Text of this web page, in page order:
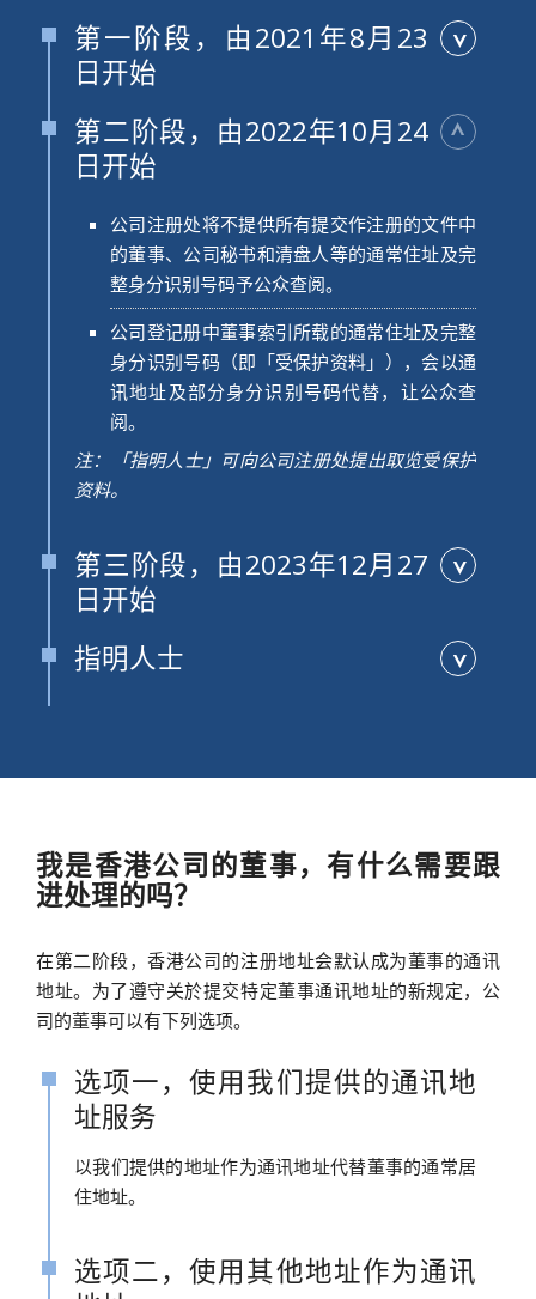
第一阶段，由2021年8月23
日开始
▼
公司可在其登记册上以董事的通讯地址代替通
常住址，及以董事和公司秘书的
第二阶段，由2022年10月24
日开始
▼
公司注册处将不提供所有提交作注册的文件中
的董事、公司秘书和清盘人等的通常住址及完
整身分识别号码予公众查阅。
公司登记册中董事索引所载的通常住址及完整
身分识别号码（即「受保护资料」），会以通
讯地址及部分身分识别号码代替，让公众查
阅。
注：「指明人士」可向公司注册处提出取览受保护
资料。
第三阶段，由2023年12月27
日开始
▼
资料当事人可向公司注册处申请不提供已向本处登
记的文件所载的受保护资料（即「不提供的资
指明人士 ▼
有关公司的成员；
破产案受讬人；
公职人员或公共机构；
该规例附表指明的人士；
律师或外地律师；
执业会计师；
我是香港公司的董事，有什么需要跟
进处理的吗？
在第二阶段，香港公司的注册地址会默认成为董事的通讯
地址。为了遵守关於提交特定董事通讯地址的新规定，公
司的董事可以有下列选项。
选项一，使用我们提供的通讯地
址服务
以我们提供的地址作为通讯地址代替董事的通常居
住地址。
选项二，使用其他地址作为通讯